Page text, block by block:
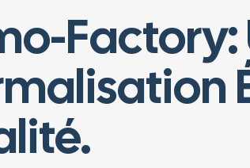
Factory: